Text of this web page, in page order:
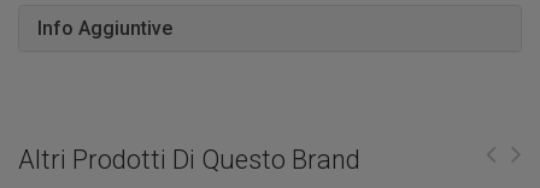
Info Aggiuntive
Altri Prodotti Di Questo Brand